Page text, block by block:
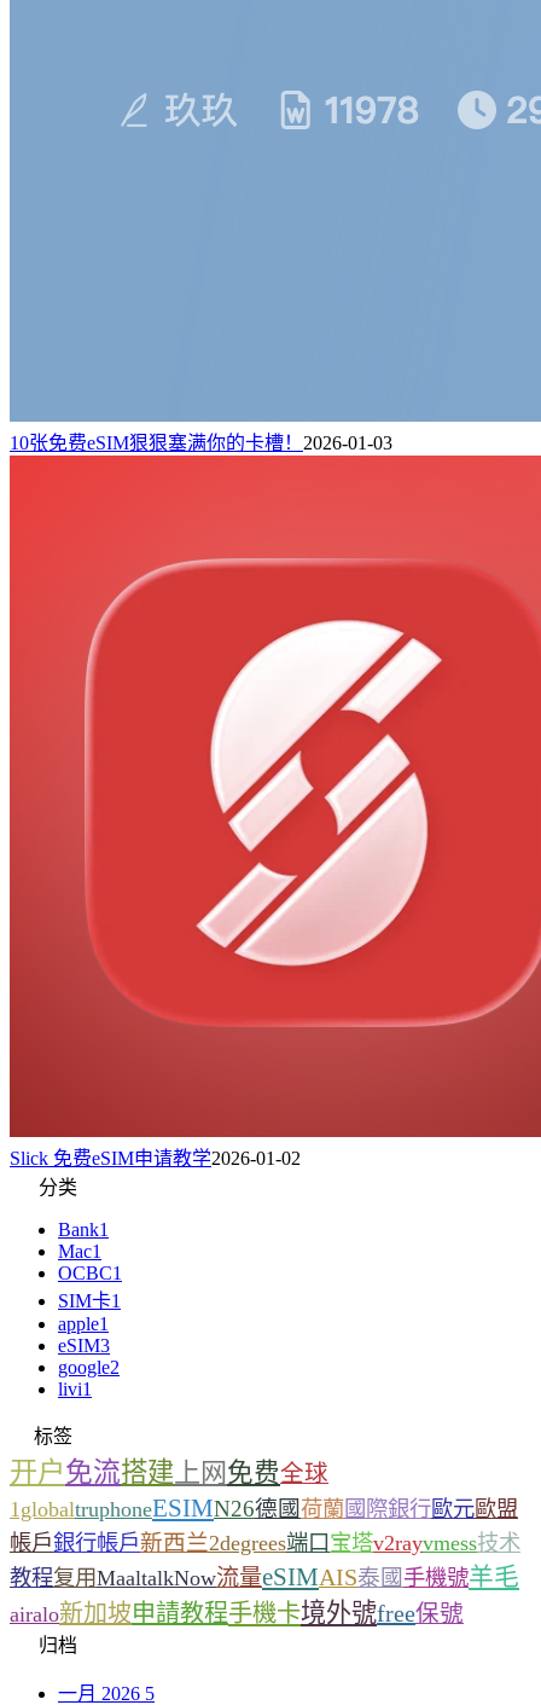
10张免费eSIM狠狠塞满你的卡槽！ 2026-01-03
Slick 免费eSIM申请教学2026-01-02
分类
Bank1
Mac1
OCBC1
SIM卡1
apple1
eSIM3
google2
livi1
标签
开户免流搭建 上网免费全球
1globaltruphoneESIMN26德國荷蘭國際銀行歐元歐盟
帳戶銀行帳戶新西兰2degrees端口 宝塔v2rayvmess技术
教程复用MaaltalkNow流量eSIMAIS泰國 手機號羊毛
airalo新加坡申請教程手機卡境外號free保號
归档
一月 2026 5